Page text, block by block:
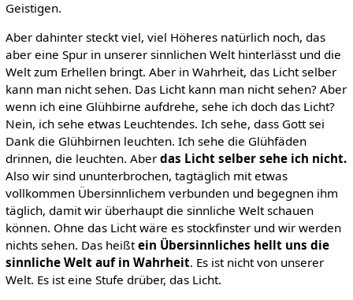
Geistigen.
Aber dahinter steckt viel, viel Höheres natürlich noch, das
aber eine Spur in unserer sinnlichen Welt hinterlässt und die
Welt zum Erhellen bringt. Aber in Wahrheit, das Licht selber
kann man nicht sehen. Das Licht kann man nicht sehen? Aber
wenn ich eine Glühbirne aufdrehe, sehe ich doch das Licht?
Nein, ich sehe etwas Leuchtendes. Ich sehe, dass Gott sei
Dank die Glühbirnen leuchten. Ich sehe die Glühfäden
drinnen, die leuchten. Aber das Licht selber sehe ich nicht.
Also wir sind ununterbrochen, tagtäglich mit etwas
vollkommen Übersinnlichem verbunden und begegnen ihm
täglich, damit wir überhaupt die sinnliche Welt schauen
können. Ohne das Licht wäre es stockfinster und wir werden
nichts sehen. Das heißtein Übersinnliches hellt uns die
sinnliche Welt auf in Wahrheit. Es ist nicht von unserer
Welt. Es ist eine Stufe drüber, das Licht.